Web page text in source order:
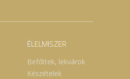
ÉLELMISZER
Befőttek, lekvárok
Készételek